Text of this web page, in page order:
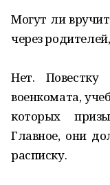
Могут ли
через
Нет. Повестку
военкомата,
которых
Главное, они
расписку.